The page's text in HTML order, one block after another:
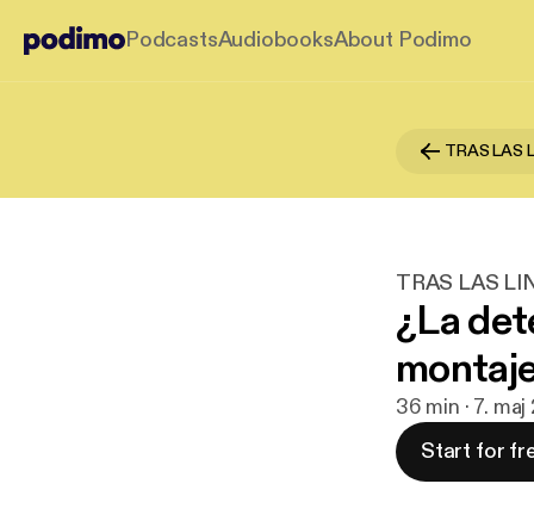
PodcastsAudiobooksAbout Podimo
TRAS LAS
TRAS LAS
¿La
36 min · 7.
Start for